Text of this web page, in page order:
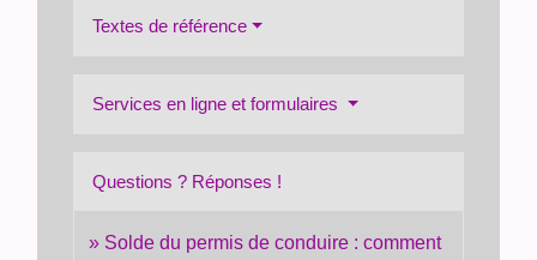
Textes de référence
Services en ligne et formulaires
Questions ? Réponses !
Solde du permis de conduire : comment